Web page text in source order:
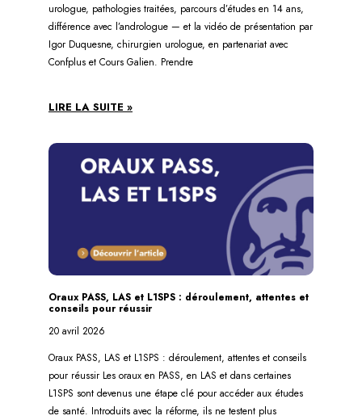
urologue, pathologies traitées, parcours d’études en 14 ans,
différence avec l’andrologue — et la vidéo de présentation par
Igor Duquesne, chirurgien urologue, en partenariat avec
Confplus et Cours Galien. Prendre
LIRE LA SUITE »
Oraux PASS, LAS et L1SPS : déroulement, attentes et
conseils pour réussir
20 avril 2026
Oraux PASS, LAS et L1SPS : déroulement, attentes et conseils
pour réussir Les oraux en PASS, en LAS et dans certaines
L1SPS sont devenus une étape clé pour accéder aux études
de santé. Introduits avec la réforme, ils ne testent plus